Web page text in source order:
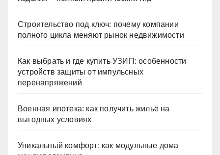
Строительство под ключ: почему компании
полного цикла меняют рынок недвижимости
Как выбрать и где купить УЗИП: особенности
устройств защиты от импульсных
перенапряжений
Военная ипотека: как получить жильё на
выгодных условиях
Уникальный комфорт: как модульные дома